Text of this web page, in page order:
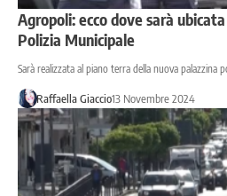
Agropoli: ecco dove sarà
Polizia Municipale
Sarà realizzata al piano terra della nuova palazzina
Raffaella Giaccio13 Novembre 2024